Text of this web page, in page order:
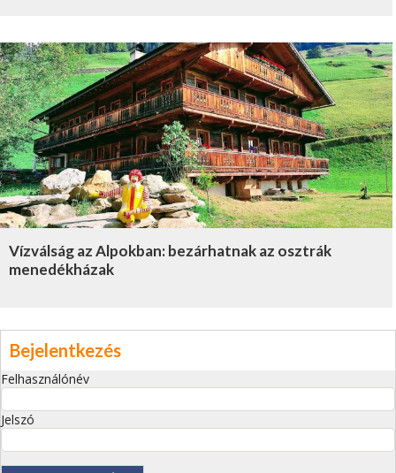
Vízválság az Alpokban: bezárhatnak az osztrák
menedékházak
Bejelentkezés
Felhasználónév
Jelszó